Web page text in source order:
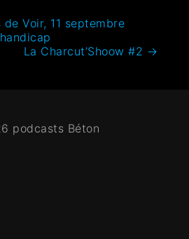
Voir, 11 septembre
La Charcut’Shoow #2 →
podcasts Béton